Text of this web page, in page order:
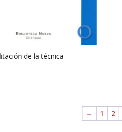
de la técnica
← 1 2